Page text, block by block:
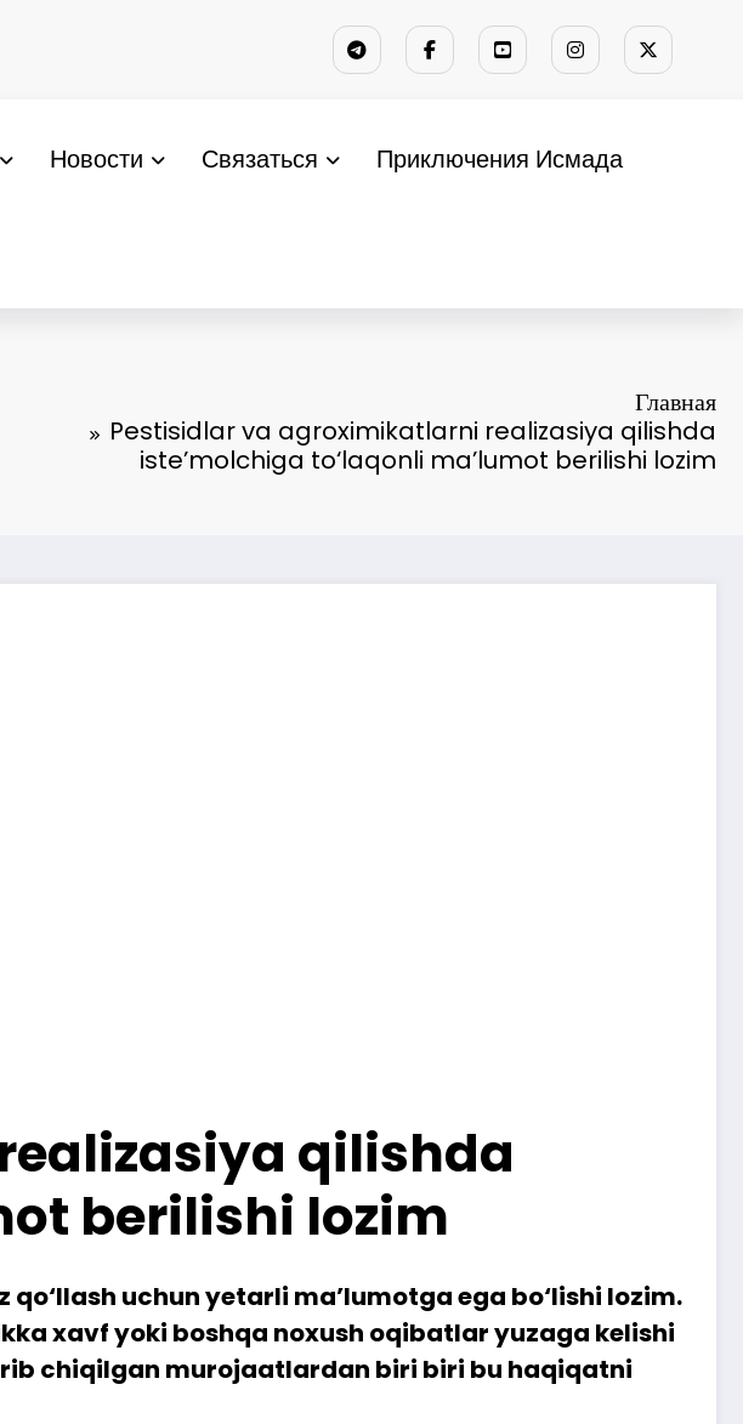
Новости Связаться Приключения Исмада
Главная
Pestisidlar va agroximikatlarni realizasiya qilishda
iste’molchiga to‘laqonli ma’lumot berilishi lozim
qilishda
berilishi lozim
uchun yetarli ma’lumotga ega bo‘lishi lozim.
xavf yoki boshqa noxush oqibatlar yuzaga kelishi
chiqilgan murojaatlardan biri biri bu haqiqatni